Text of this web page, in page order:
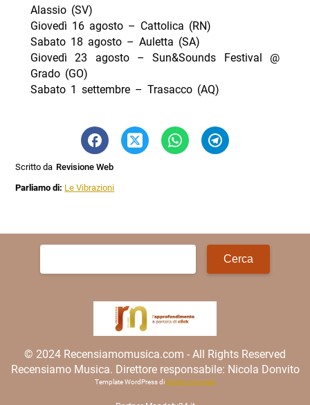
Alassio (SV)
Giovedì 16 agosto – Cattolica (RN)
Sabato 18 agosto – Auletta (SA)
Giovedì 23 agosto – Sun&Sounds Festival @
Grado (GO)
Sabato 1 settembre – Trasacco (AQ)
Scritto da Revisione Web
Parliamo di: Le Vibrazioni
Ricerca
© 2024 Recensiamomusica.com - All Rights Reserved
Recensiamo Musica. Direttore responsabile: Nicola Donvito
Template WordPress di Matteo Morreale